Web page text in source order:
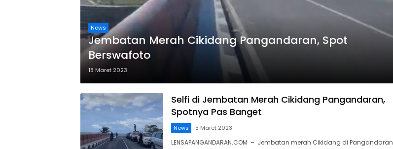
News
Jembatan Merah Cikidang Pangandaran, Spot
Berswafoto
18 Maret 2023
Selfi di Jembatan Merah Cikidang Pangandaran,
Spotnya Pas Banget
News 5 Maret 2023
LENSAPANGANDARAN.COM – Jembatan merah Cikidang di Pangandaran